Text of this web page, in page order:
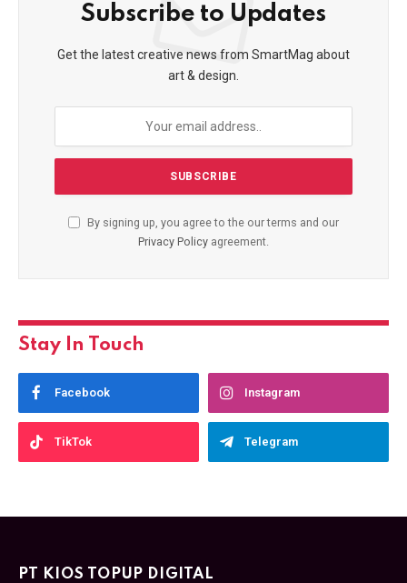
Subscribe to Updates
Get the latest creative news from SmartMag about
art & design.
By signing up, you agree to the our terms and our
Privacy Policy agreement.
Stay In Touch
Facebook Instagram
TikTok Telegram
PT KIOS TOPUP DIGITAL